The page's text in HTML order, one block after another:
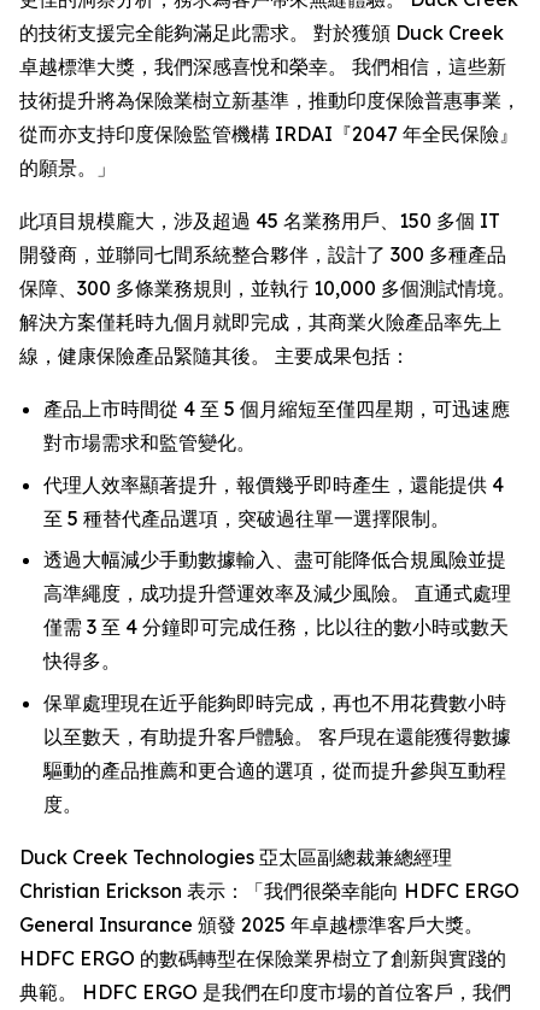
的技術支援完全能夠滿足此需求。 對於獲頒 Duck Creek
卓越標準大獎，我們深感喜悅和榮幸。 我們相信，這些新
技術提升將為保險業樹立新基準，推動印度保險普惠事業，
從而亦支持印度保險監管機構 IRDAI『2047 年全民保險』
的願景。」
此項目規模龐大，涉及超過 45 名業務用戶、150 多個 IT
開發商，並聯同七間系統整合夥伴，設計了 300 多種產品
保障、300 多條業務規則，並執行 10,000 多個測試情境。
解決方案僅耗時九個月就即完成，其商業火險產品率先上
線，健康保險產品緊隨其後。 主要成果包括：
產品上市時間從 4 至 5 個月縮短至僅四星期，可迅速應
對市場需求和監管變化。
代理人效率顯著提升，報價幾乎即時產生，還能提供 4
至 5 種替代產品選項，突破過往單一選擇限制。
透過大幅減少手動數據輸入、盡可能降低合規風險並提
高準繩度，成功提升營運效率及減少風險。 直通式處理
僅需 3 至 4 分鐘即可完成任務，比以往的數小時或數天
快得多。
保單處理現在近乎能夠即時完成，再也不用花費數小時
以至數天，有助提升客戶體驗。 客戶現在還能獲得數據
驅動的產品推薦和更合適的選項，從而提升參與互動程
度。
Duck Creek Technologies 亞太區副總裁兼總經理
Christian Erickson 表示：「我們很榮幸能向 HDFC ERGO
General Insurance 頒發 2025 年卓越標準客戶大獎。
HDFC ERGO 的數碼轉型在保險業界樹立了創新與實踐的
典範。 HDFC ERGO 是我們在印度市場的首位客戶，我們